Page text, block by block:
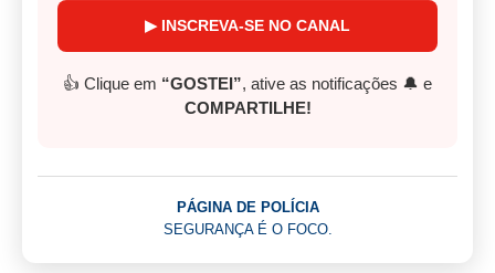
▶ INSCREVA-SE NO CANAL
👍 Clique em “GOSTEI”, ative as notificações 🔔 e
COMPARTILHE!
PÁGINA DE POLÍCIA
SEGURANÇA É O FOCO.